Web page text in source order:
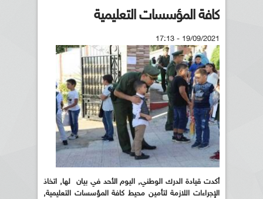
كافة المؤسسات التعليمية
19/09/2021 - 17:13
أكدت قيادة الدرك الوطني, اليوم الأحد في بيان لها, اتخاذ
الإجراءات اللازمة لتأمين محيط كافة المؤسسات التعليمية,